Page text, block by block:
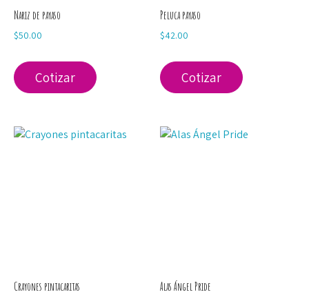
Nariz de payaso
$50.00
Cotizar
Peluca payaso
$42.00
Cotizar
Crayones pintacaritas Alas Ángel Pride